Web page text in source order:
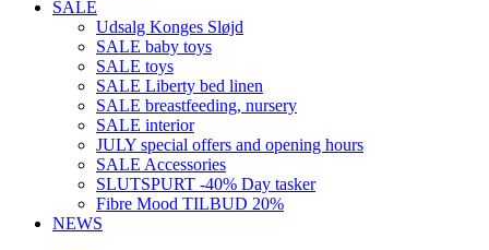
SALE
Udsalg Konges Sløjd
SALE baby toys
SALE toys
SALE Liberty bed linen
SALE breastfeeding, nursery
SALE interior
JULY special offers and opening hours
SALE Accessories
SLUTSPURT -40% Day tasker
Fibre Mood TILBUD 20%
NEWS